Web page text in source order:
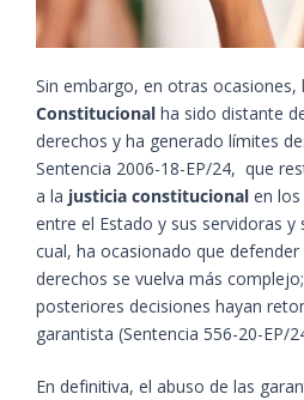
Sin embargo, en otras ocasiones,
Constitucional ha sido distante
derechos y ha generado límites
Sentencia 2006-18-EP/24, que
a la justicia constitucional en
entre el Estado y sus servidoras y
cual, ha ocasionado que
derechos se vuelva más
posteriores decisiones hayan
garantista (Sentencia 556-20-EP/
En definitiva, el abuso de las